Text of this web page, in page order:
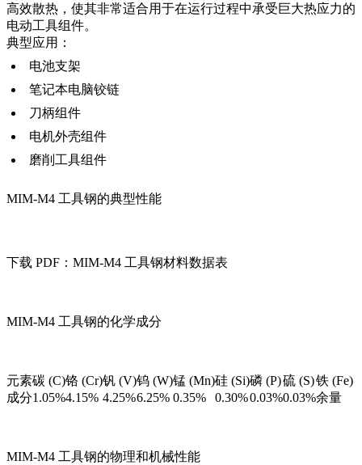
高效散热，使其非常适合用于在运行过程中承受巨大热应力的
电动工具组件。
典型应用：
电池支架
笔记本电脑铰链
刀柄组件
电机外壳组件
磨削工具组件
MIM-M4 工具钢的典型性能
下载 PDF：MIM-M4 工具钢材料数据表
MIM-M4 工具钢的化学成分
元素碳 (C)铬 (Cr)钒 (V)钨 (W)锰 (Mn)硅 (Si)磷 (P)硫 (S)铁 (Fe)
成分1.05%4.15% 4.25%6.25% 0.35% 0.30%0.03%0.03%余量
MIM-M4 工具钢的物理和机械性能